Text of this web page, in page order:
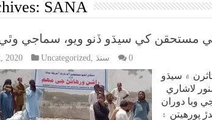
SANA
جي مستحقن کي سيڌو ڏنو ويو، سماجي وٿي
2020 Uncategorized, سنڌ 0
۾ سيڌو
لاشاري
وبا دوران
پورهيتن ۽